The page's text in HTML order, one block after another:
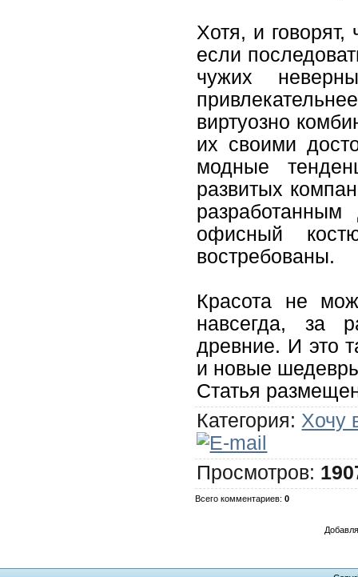
Хотя, и говорят,
если
чужих
виртуозно
их своими
модные
развитых
офисный
востребованы.
Красота не
навсегда, за
древние. И это
и новые
Статья
Категория: Хочу
Просмотров:
Всего комментариев:0